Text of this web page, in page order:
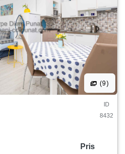
(9)
ID
8432
Pris